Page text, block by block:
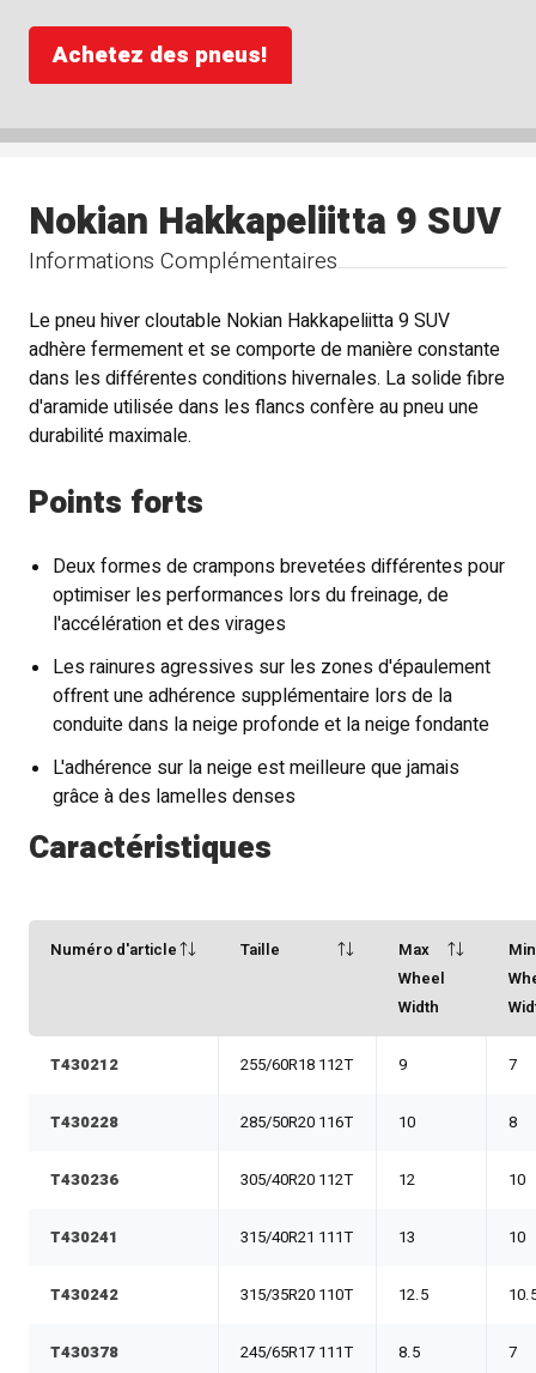
Achetez des pneus!
Informations Complémentaires
Nokian Hakkapeliitta 9 SUV
Le pneu hiver cloutable Nokian Hakkapeliitta 9 SUV
adhère fermement et se comporte de manière constante
dans les différentes conditions hivernales. La solide fibre
d'aramide utilisée dans les flancs confère au pneu une
durabilité maximale.
Points forts
Deux formes de crampons brevetées différentes pour
optimiser les performances lors du freinage, de
l'accélération et des virages
Les rainures agressives sur les zones d'épaulement
offrent une adhérence supplémentaire lors de la
conduite dans la neige profonde et la neige fondante
L'adhérence sur la neige est meilleure que jamais
grâce à des lamelles denses
Caractéristiques
Numéro d'article Taille
Max
Wheel
Width
Min
T430212 255/60R18 112T 9 7
T430228 285/50R20 116T 10 8
T430236 305/40R20 112T 12 10
T430241 315/40R21 111T 13 10
T430242 315/35R20 110T 12.5
T430378 245/65R17 111T 8.5 7